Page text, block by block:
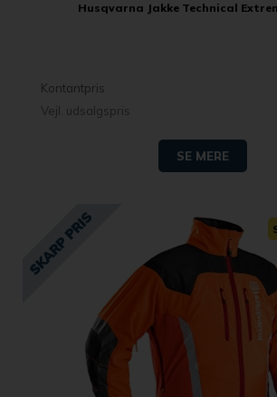
Husqvarna Jakke Technical
Kontantpris
Vejl. udsalgspris
SE MERE